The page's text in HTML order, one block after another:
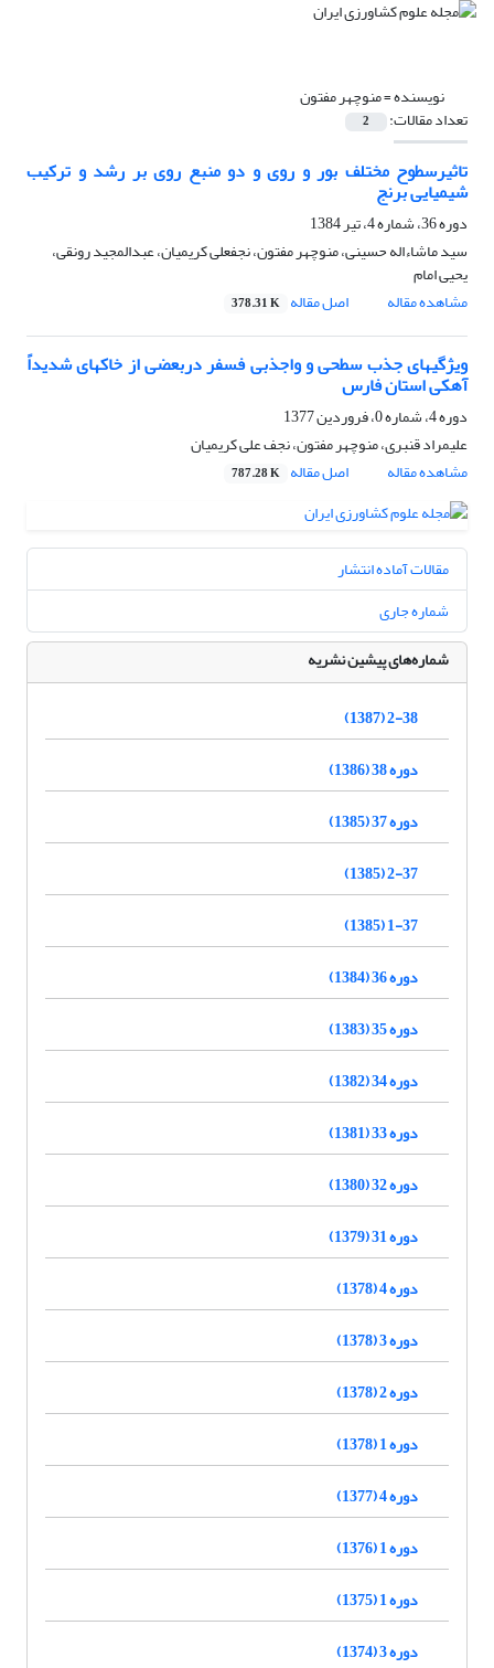
نویسنده =منوچهر مفتون
تعداد مقالات: 2
تاثیرسطوح مختلف بور و روی و دو منبع روی بر رشد و ترکیب
شیمیایی برنج
دوره 36، شماره 4، تیر 1384
سید ماشاءاله حسینی، منوچهر مفتون، نجفعلی کریمیان، عبدالمجید رونقی،
یحیی امام
مشاهده مقاله
اصل مقاله 378.31 K
ویژگیهای جذب سطحی و واجذبی فسفر دربعضی از خاکهای شدیداً
آهکی استان فارس
دوره 4، شماره 0، فروردین 1377
علیمراد قنبری، منوچهر مفتون، نجف علی کریمیان
مشاهده مقاله
اصل مقاله 787.28 K
مقالات آماده انتشار
شماره جاری
شماره‌های پیشین نشریه
2-38 (1387)
دوره 38 (1386)
دوره 37 (1385)
2-37 (1385)
1-37 (1385)
دوره 36 (1384)
دوره 35 (1383)
دوره 34 (1382)
دوره 33 (1381)
دوره 32 (1380)
دوره 31 (1379)
دوره 4 (1378)
دوره 3 (1378)
دوره 2 (1378)
دوره 1 (1378)
دوره 4 (1377)
دوره 1 (1376)
دوره 1 (1375)
دوره 3 (1374)